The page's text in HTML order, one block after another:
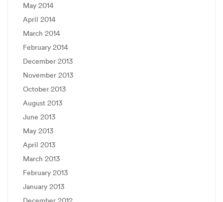
May 2014
April 2014
March 2014
February 2014
December 2013
November 2013
October 2013
August 2013
June 2013
May 2013
April 2013
March 2013
February 2013
January 2013